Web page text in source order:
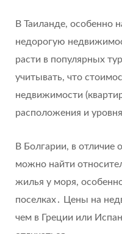
В Таиланде, особенно
недорогую
расти в популярных
учитывать, что
недвижимости
расположения и
В Болгарии, в отличие
можно найти
жилья у моря,
поселках․ Цены на
чем в Греции или